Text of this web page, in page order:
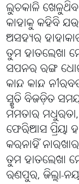
ଲୁଚକାଳି
କାହାକୁ କହିବି
ଅସହ୍ୟର
ତୁମ ହାତଲେଖା
ସପନର ରଙ୍ଗ
କାନ୍ଦ କାନ୍ଦ
ସ୍ମୃତି ବିଜଡ଼ିତ
ମମତାର ମଧୁରତା,
ଫେରିଆସ ପ୍ରିୟା
କରନାହିଁ ନାରଖାର
ତୁମ ହାତଲେଖା
ରଣପୁର, ଜିଲ୍ଲା-